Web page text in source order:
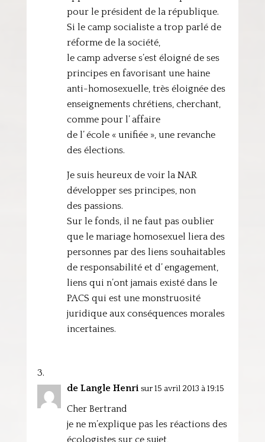
pour le président de la république.
Si le camp socialiste a trop parlé de
réforme de la société,
le camp adverse s’est éloigné de ses
principes en favorisant une haine
anti-homosexuelle, très éloignée des
enseignements chrétiens, cherchant,
comme pour l’ affaire
de l’ école « unifiée », une revanche
des élections.
Je suis heureux de voir la NAR
développer ses principes, non
des passions.
Sur le fonds, il ne faut pas oublier
que le mariage homosexuel liera des
personnes par des liens souhaitables
de responsabilité et d’ engagement,
liens qui n’ont jamais existé dans le
PACS qui est une monstruosité
juridique aux conséquences morales
incertaines.
de Langle Henri sur 15 avril 2013 à 19:15
Cher Bertrand
je ne m’explique pas les réactions des
écologistes sur ce sujet,